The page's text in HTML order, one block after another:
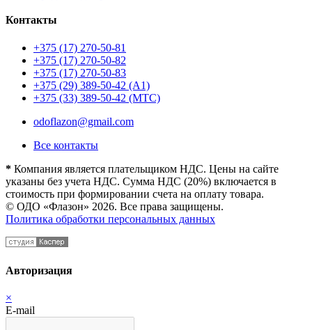
Контакты
+375 (17) 270-50-81
+375 (17) 270-50-82
+375 (17) 270-50-83
+375 (29) 389-50-42 (А1)
+375 (33) 389-50-42 (МТС)
odoflazon@gmail.com
Все контакты
* Компания является плательщиком НДС. Цены на сайте
указаны без учета НДС. Сумма НДС (20%) включается в
стоимость при формировании счета на оплату товара.
© ОДО «Флазон» 2026. Все права защищены.
Политика обработки персональных данных
Авторизация
×
E-mail